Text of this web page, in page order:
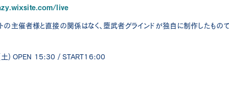
live
の主催者様と直接の関係はなく、堕武者グラインドが独自に制作したもので
) OPEN 15:30 / START16:00